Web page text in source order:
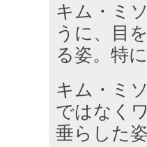
キム・ミ
うに、目
る姿。特
キム・ミ
ではなく
垂らした姿